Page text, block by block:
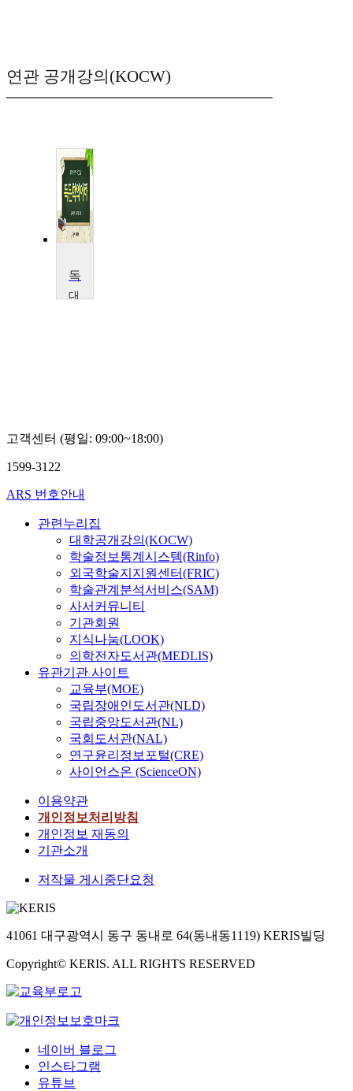
연관 공개강의(KOCW)
대
고객센터 (평일: 09:00~18:00)
1599-3122
ARS 번호안내
관련누리집
대학공개강의(KOCW)
학술정보통계시스템(Rinfo)
외국학술지지원센터(FRIC)
학술관계분석서비스(SAM)
사서커뮤니티
기관회원
지식나눔(LOOK)
의학전자도서관(MEDLIS)
유관기관 사이트
교육부(MOE)
국립장애인도서관(NLD)
국립중앙도서관(NL)
국회도서관(NAL)
연구윤리정보포털(CRE)
사이언스온 (ScienceON)
이용약관
개인정보처리방침
개인정보 재동의
기관소개
저작물 게시중단요청
41061 대구광역시 동구 동내로 64(동내동1119) KERIS빌딩
Copyright© KERIS. ALL RIGHTS RESERVED
네이버 블로그
인스타그램
유튜브